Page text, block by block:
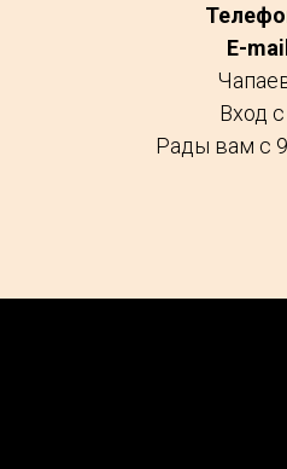
E-
Вход
Рады вам с